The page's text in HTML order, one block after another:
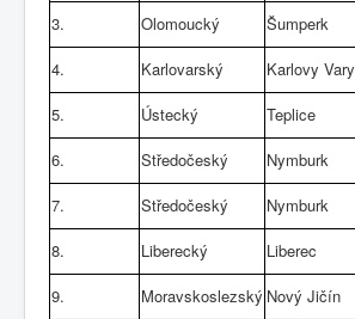
3.
Olomoucký Šumperk
4.
Karlovarský Karlovy Vary
5.
Ústecký Teplice
6.
Středočeský Nymburk
7.
Středočeský Nymburk
8.
Liberecký Liberec
9.
Moravskoslezský Nový Jičín